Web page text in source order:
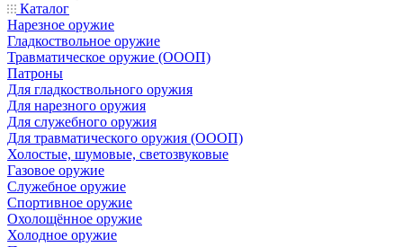
Каталог
Нарезное оружие
Гладкоствольное оружие
Травматическое оружие (ОООП)
Патроны
Для гладкоствольного оружия
Для нарезного оружия
Для служебного оружия
Для травматического оружия (ОООП)
Холостые, шумовые, светозвуковые
Газовое оружие
Служебное оружие
Спортивное оружие
Охолощённое оружие
Холодное оружие